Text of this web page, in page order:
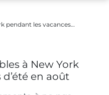
pendant les vacances…
à New York
en août